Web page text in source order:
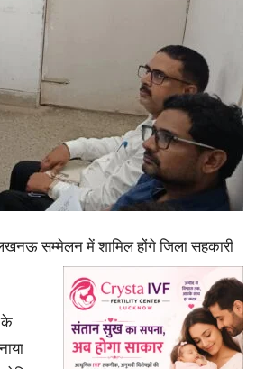
Latest
News
in
सम्मेलन में शामिल होंगे जिला सहकारी
के